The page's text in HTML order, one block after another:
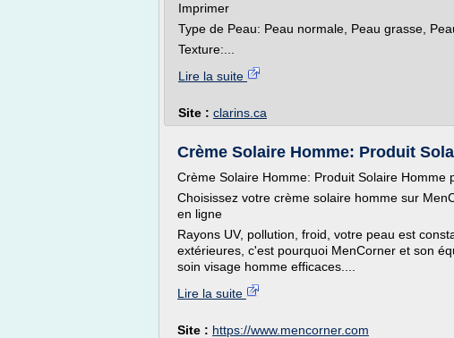
Imprimer
Type de Peau: Peau normale, Peau grasse,
Texture:...
Lire la suite
Site : clarins.ca
Crème Solaire Homme: Produit
Crème Solaire Homme: Produit Solaire
Choisissez votre crème solaire homme sur
en ligne
Rayons UV, pollution, froid, votre peau est
extérieures, c'est pourquoi MenCorner et son
soin visage homme efficaces....
Lire la suite
Site : https://www.mencorner.com